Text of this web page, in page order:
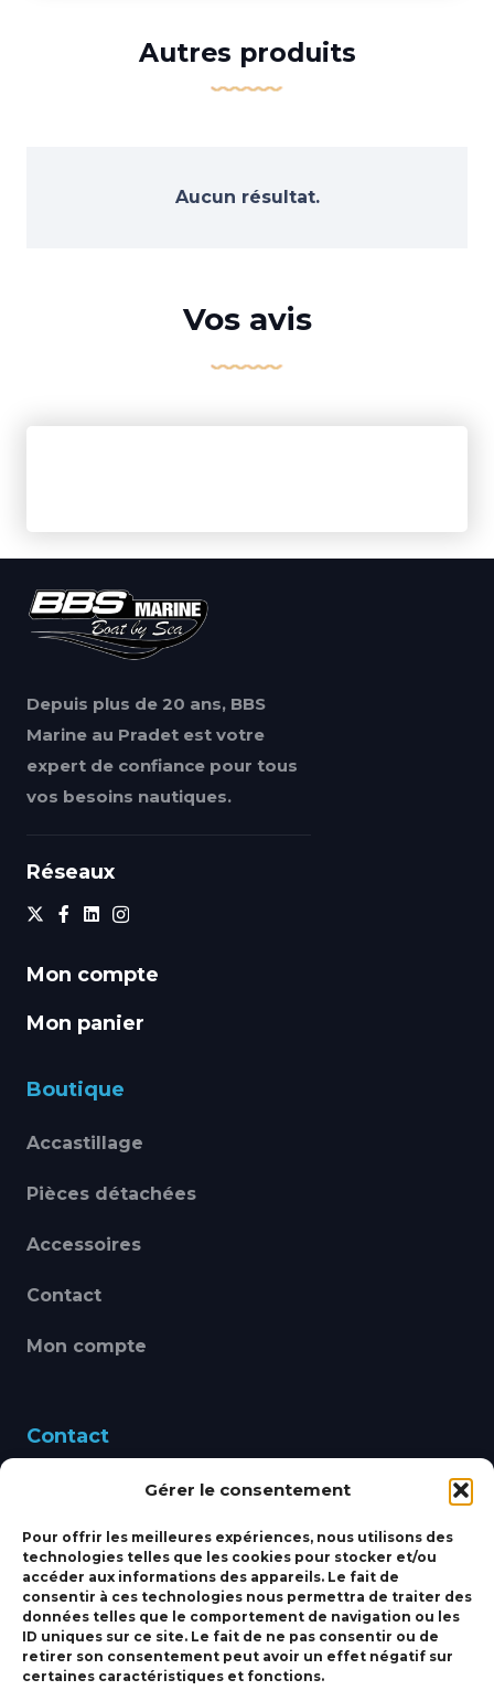
Gérer le consentement
Pour offrir les meilleures expériences, nous utilisons des
technologies telles que les cookies pour stocker et/ou
accéder aux informations des appareils. Le fait de
consentir à ces technologies nous permettra de traiter des
données telles que le comportement de navigation ou les
ID uniques sur ce site. Le fait de ne pas consentir ou de
retirer son consentement peut avoir un effet négatif sur
certaines caractéristiques et fonctions.
Autres produits
Aucun résultat.
Vos avis
Depuis plus de 20 ans, BBS
Marine au Pradet est votre
expert de confiance pour tous
vos besoins nautiques.
Réseaux
Mon compte
Mon panier
Boutique
Accastillage
Pièces détachées
Accessoires
Contact
Mon compte
Contact
460 Avenue Alain Le
bbsmarine@bbs-
marine.fr
Fixe:04 27 50 24 50
Mobile:06 69 44 48 83